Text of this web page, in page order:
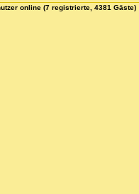
online (7 registrierte, 4381 Gäste)